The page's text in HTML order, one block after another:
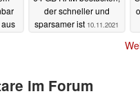
der schneller und
sparsamer ist 10.11.2021
im Forum